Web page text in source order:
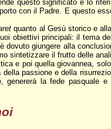
questo significato e lo
con il Padre. E questo
quanto al Gesù storico e
obiettivi principali: il
dovuto giungere alla
sintetizzare il frutto delle
e poi quella giovannea,
passione e della
genererà la fede pasquale